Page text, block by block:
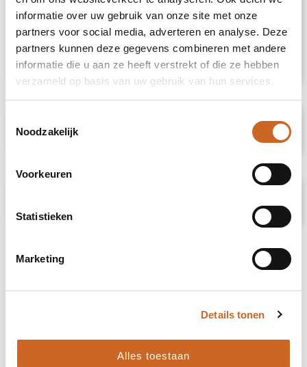
informatie over uw gebruik van onze site met onze
partners voor social media, adverteren en analyse. Deze
partners kunnen deze gegevens combineren met andere
informatie die u aan ze heeft verstrekt of die ze hebben
verzameld op basis van uw gebruik van hun services.
Noodzakelijk
Voorkeuren
Statistieken
Marketing
Details tonen
Alles toestaan
handdoek van 140x70 cm. Hij heeft een
grammage van 360 gr/m² en is gemaakt van
ring gesponnen katoen. Deze lichtgewicht
handdoek is afgewerkt met één band van 6
cm hoog.
Specificaties